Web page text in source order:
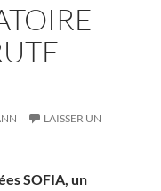
LAISSER UN
SOFIA, un